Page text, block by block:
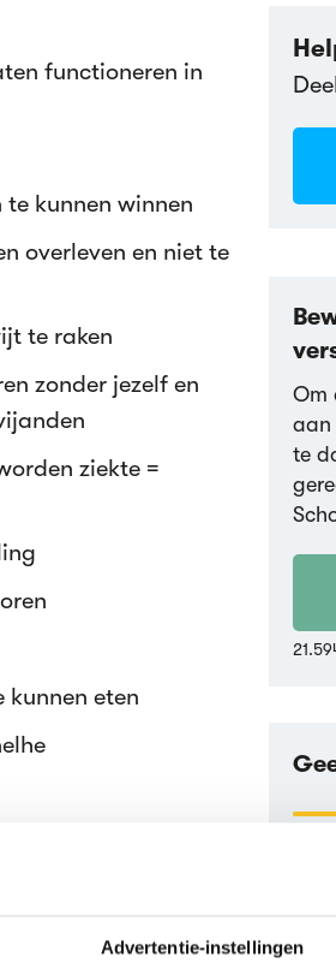
Advertentie-instellingen
functioneren in
kunnen winnen
overleven en niet te
te raken
zonder jezelf en
ziekte =
kunnen eten
Om
aan
te